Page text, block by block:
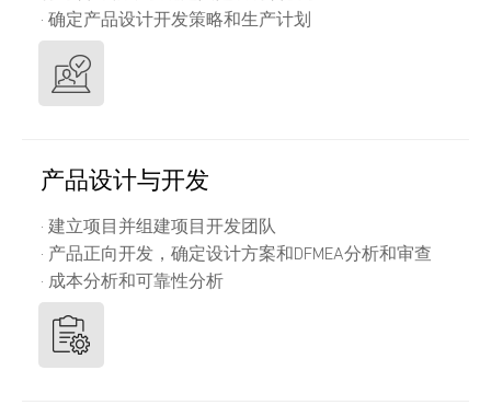
· 确定产品设计开发策略和生产计划
产品设计与开发
· 建立项目并组建项目开发团队
· 产品正向开发，确定设计方案和DFMEA分析和审查
· 成本分析和可靠性分析